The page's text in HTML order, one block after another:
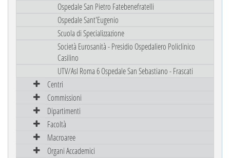
Ospedale San Pietro Fatebenefratelli
Ospedale Sant'Eugenio
Scuola di Specializzazione
Società Eurosanità - Presidio Ospedaliero Policlinico
Casilino
UTV/Asl Roma 6 Ospedale San Sebastiano - Frascati
Centri
Commissioni
Dipartimenti
Facoltà
Macroaree
Organi Accademici